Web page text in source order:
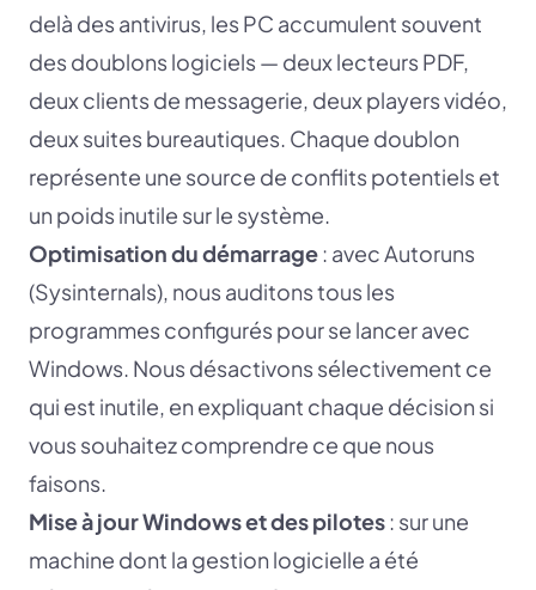
delà des antivirus, les PC accumulent souvent
des doublons logiciels — deux lecteurs PDF,
deux clients de messagerie, deux players vidéo,
deux suites bureautiques. Chaque doublon
représente une source de conflits potentiels et
un poids inutile sur le système.
Optimisation du démarrage: avec Autoruns
(Sysinternals), nous auditons tous les
programmes configurés pour se lancer avec
Windows. Nous désactivons sélectivement ce
qui est inutile, en expliquant chaque décision si
vous souhaitez comprendre ce que nous
faisons.
Mise à jour Windows et des pilotes: sur une
machine dont la gestion logicielle a été